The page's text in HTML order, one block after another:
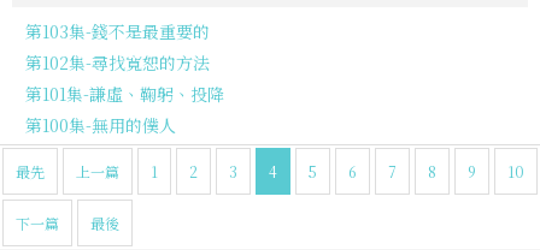
第103集-錢不是最重要的
第102集-尋找寬恕的方法
第101集-謙虛、鞠躬、投降
第100集-無用的僕人
最先 上一篇 1 2 3 4 5 6 7 8 9 10
下一篇 最後